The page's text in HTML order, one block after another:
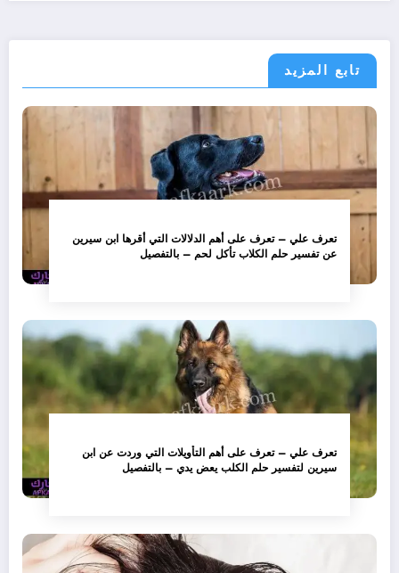
تابع المزيد
تعرف علي – تعرف على أهم الدلالات التي أقرها ابن سيرين
عن تفسير حلم الكلاب تأكل لحم – بالتفصيل
تعرف علي – تعرف على أهم التأويلات التي وردت عن ابن
سيرين لتفسير حلم الكلب يعض يدي – بالتفصيل